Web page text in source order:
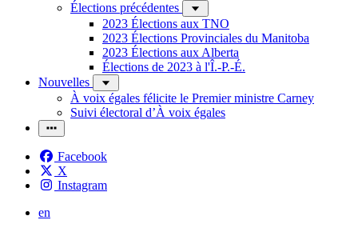
Élections précédentes
2023 Élections aux TNO
2023 Élections Provinciales du Manitoba
2023 Élections aux Alberta
Élections de 2023 à l'Î.-P.-É.
Nouvelles
À voix égales félicite le Premier ministre Carney
Suivi électoral d’À voix égales
Facebook
X
Instagram
en